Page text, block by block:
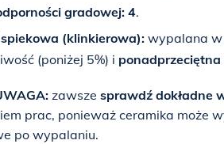
gradowej: 4.
spiekowa (klinkierowa): wypalana w
(poniżej 5%) i ponadprzeciętna
zawsze sprawdź dokładne
prac, ponieważ ceramika może
po wypalaniu.